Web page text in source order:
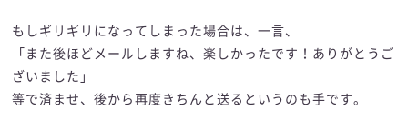
もしギリギリになってしまった場合は、一言、
「また後ほどメールしますね、楽しかったです！ありがとうご
ざいました」
等で済ませ、後から再度きちんと送るというのも手です。